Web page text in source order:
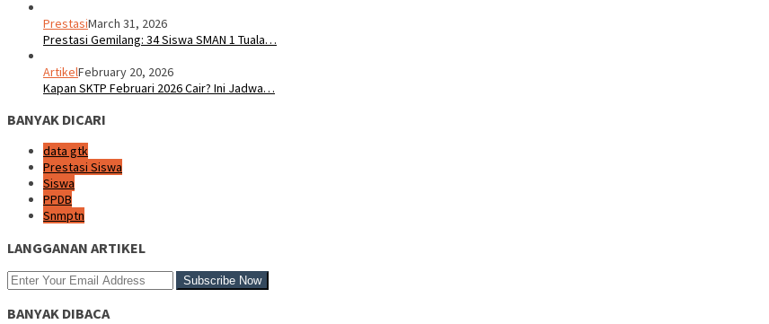
PrestasiMarch 31, 2026
Prestasi Gemilang: 34 Siswa SMAN 1 Tuala…
ArtikelFebruary 20, 2026
Kapan SKTP Februari 2026 Cair? Ini Jadwa…
BANYAK DICARI
data gtk
Prestasi Siswa
Siswa
PPDB
Snmptn
LANGGANAN ARTIKEL
BANYAK DIBACA